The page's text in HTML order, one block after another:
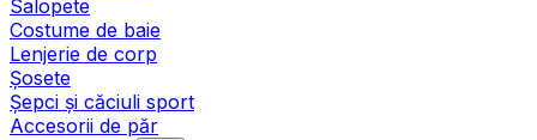
Salopete
Costume de baie
Lenjerie de corp
Șosete
Șepci și căciuli sport
Accesorii de păr